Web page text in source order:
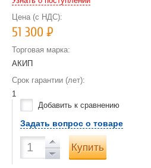
Цена (с НДС):
51 300Р
Торговая марка:
АКИП
Срок гарантии (лет):
1
Добавить к сравнению
Задать вопрос о товаре
Купить